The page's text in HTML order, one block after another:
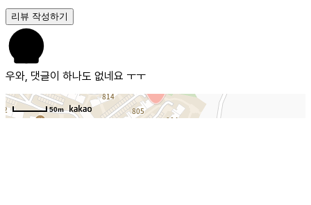
리뷰 작성하기
우와, 댓글이 하나도 없네요 ㅜㅜ
50m